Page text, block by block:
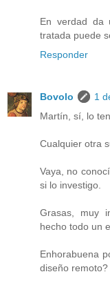
En verdad da
tratada puede
Responder
Bovolo
1
Martín, sí, lo
Cualquier otra
Vaya, no
si lo investigo.
Grasas, muy
hecho todo un
Enhorabuena
diseño remoto?